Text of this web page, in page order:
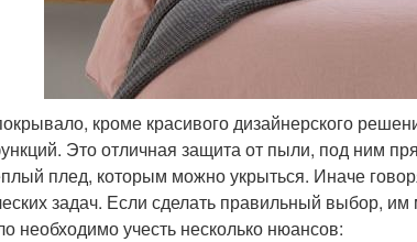
кроме красивого дизайнерского
Это отличная защита от пыли, под ним
плед, которым можно укрыться. Иначе
задач. Если сделать правильный выбор, им
необходимо учесть несколько нюансов: